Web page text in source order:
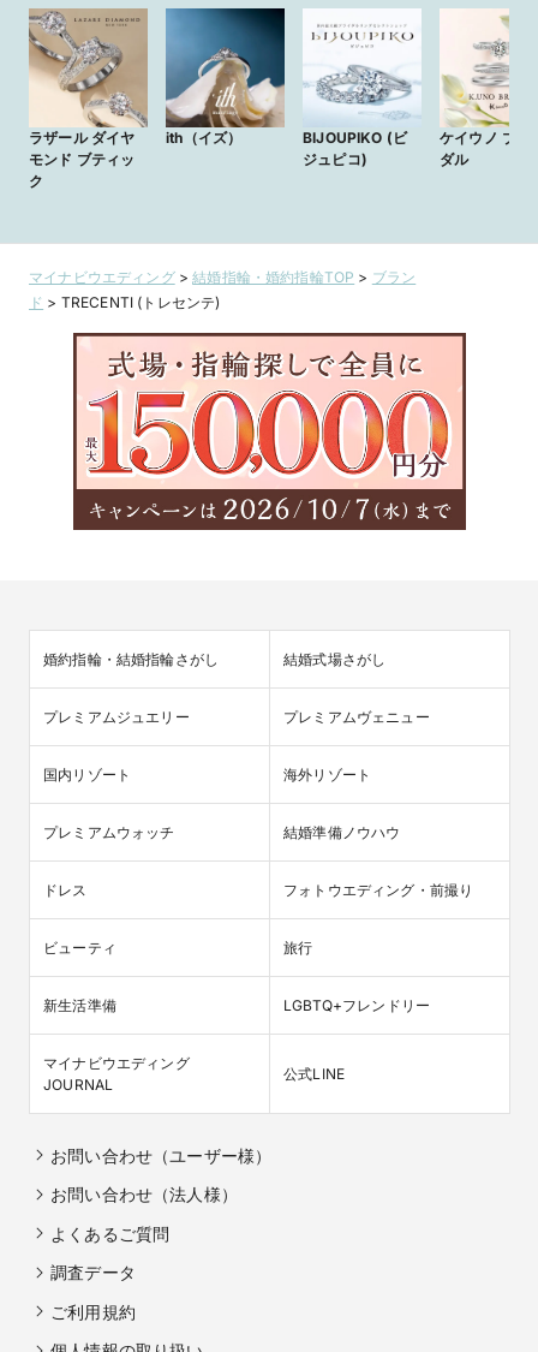
子ダイヤモンド®
2024/8/1
トレセンテでは、同じ原石から生まれた二粒のダイヤモンドを
「双子ダイヤモンド®」としてお二人のご結婚指輪にセッティン
グ頂けます。数億年の歳月を共にしてきた二粒のダイヤモンド
は、お二人の絆の象徴としてこれからもお二人の指もとで輝き
続け、これからも決して離れることが無いように！というお守
【当日持ち帰りOK】すぐにプロポーズしたい方、必
婚約指輪を当日にお持ち帰りできるプランをご用意。サイズ
直し無料・リフレッシュクリ－ニング無料など、充実したアフ
ターサービスがついておりますので、指輪のサイズが分からな
くても大丈夫です。安心してお求めください。
＜ダイヤモンドプロポーズプラン＞
お気軽にご相談ください。
■毎月10組限定♪オリジナルジュエリーボックス「ラブックボッ
＜ラブックボックスとは？＞
手紙や婚約指輪を忍ばすことができるフラワーボックス兼
小物入れとして、プロポーズの日を思い出しながらご愛用いた
だけます。
※予約特典ならびに豪華フェア特典との併用可能(他キャン
ペーンとの併用は不可)
ラザール ダイヤ
モンド ブティッ
ク
ith（イズ）
BIJOUPIKO (ビ
ジュピコ)
ケイウノ ブラ
ダル
マイナビウエディング>結婚指輪・婚約指輪TOP > ブラン
ド > TRECENTI (トレセンテ)
婚約指輪・結婚指輪さがし 結婚式場さがし
プレミアムジュエリー プレミアムヴェニュー
国内リゾート 海外リゾート
プレミアムウォッチ 結婚準備ノウハウ
ドレス フォトウエディング・前撮り
ビューティ 旅行
新生活準備 LGBTQ+フレンドリー
マイナビウエディング
JOURNAL
公式LINE
お問い合わせ（ユーザー様）
お問い合わせ（法人様）
よくあるご質問
調査データ
ご利用規約